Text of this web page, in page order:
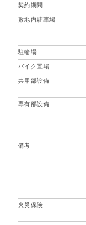
契約期間
敷地内駐車場
駐輪場
バイク置場
共用部設備
専有部設備
備考
火災保険